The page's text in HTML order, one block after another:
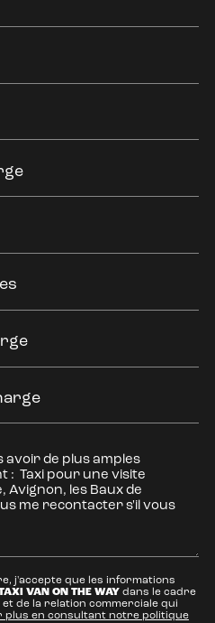
j'accepte que les informations
VAN ON THE WAYdans le cadre
de la relation commerciale qui
plus en consultant notre politique